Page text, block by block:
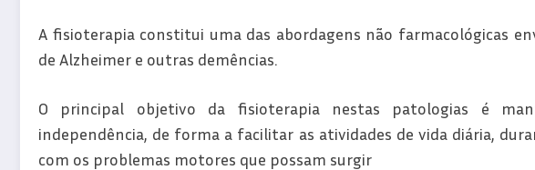
A fisioterapia constitui uma das abordagens não farmacológicas
de Alzheimer e outras demências.
O principal objetivo da fisioterapia nestas patologias é
independência, de forma a facilitar as atividades de vida diária,
com os problemas motores que possam surgir